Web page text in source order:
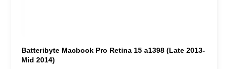
Batteribyte Macbook Pro Retina 15 a1398 (Late 2013-
Mid 2014)